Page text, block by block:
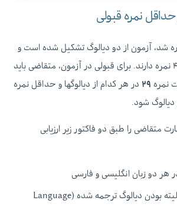
نمره قبولی
شد، آزمون از دو دیالوگ تشکیل شده است و
هر کدام از دیالوگها، ۴۵ نمره دارند. برای قبولی در آزمون، متقاضی باید
نمره ۲۹ در هر کدام از دیالوگها و حداقل نمره
متقاضی را طبق دو فاکتور زیر ارزیابی
هر دو زبان انگلیسی و فارسی
حفظ سطح فرمالیته بودن دیالوگ ترجمه شده (Language